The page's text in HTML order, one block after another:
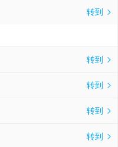
转到 
转到 
转到 
转到 
转到 